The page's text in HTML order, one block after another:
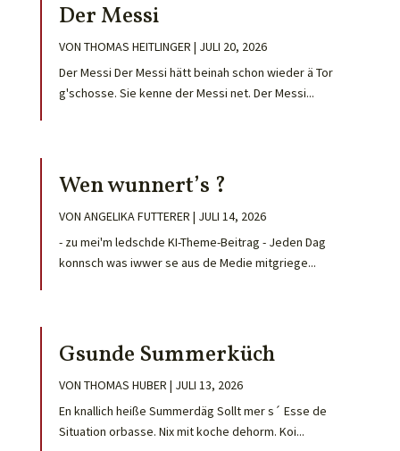
Der Messi
VON THOMAS HEITLINGER | JULI 20, 2026
Der Messi Der Messi hätt beinah schon wieder ä Tor
g'schosse. Sie kenne der Messi net. Der Messi...
Wen wunnert’s ?
VON ANGELIKA FUTTERER | JULI 14, 2026
- zu mei'm ledschde KI-Theme-Beitrag - Jeden Dag
konnsch was iwwer se aus de Medie mitgriege...
Gsunde Summerküch
VON THOMAS HUBER | JULI 13, 2026
En knallich heiße Summerdäg Sollt mer s´ Esse de
Situation orbasse. Nix mit koche dehorm. Koi...